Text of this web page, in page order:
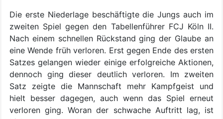
Die erste Niederlage beschäftigte die Jungs auch im
zweiten Spiel gegen den Tabellenführer FCJ Köln II.
Nach einem schnellen Rückstand ging der Glaube an
eine Wende früh verloren. Erst gegen Ende des ersten
Satzes gelangen wieder einige erfolgreiche Aktionen,
dennoch ging dieser deutlich verloren. Im zweiten
Satz zeigte die Mannschaft mehr Kampfgeist und
hielt besser dagegen, auch wenn das Spiel erneut
verloren ging. Woran der schwache Auftritt lag, ist